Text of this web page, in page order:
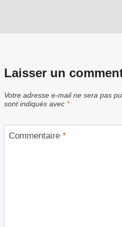
Laisser un
Votre adresse e-mail ne sera pas
sont indiqués avec *
Commentaire *